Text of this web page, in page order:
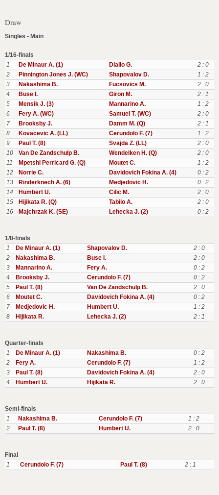
Draw
Singles - Main
1/16-finals
1
De Minaur A. (1) Diallo G.
2 : 0
2
Pinnington Jones J. (WC) Shapovalov D.
1 : 2
3
Nakashima B. Fucsovics M.
2 : 0
4
Buse I. Giron M.
2 : 1
5
Mensik J. (3) Mannarino A.
1 : 2
6
Fery A. (WC) Samuel T. (WC)
2 : 0
7
Brooksby J. Damm M. (Q)
2 : 1
8
Kovacevic A. (LL) Cerundolo F. (7)
1 : 2
9
Paul T. (8) Svajda Z. (LL)
2 : 0
10
Van De Zandschulp B. Wendelken H. (Q)
2 : 0
11
Mpetshi Perricard G. (Q) Moutet C.
1 : 2
12
Norrie C. Davidovich Fokina A. (4)
0 : 2
13
Rinderknech A. (6) Medjedovic H.
0 : 2
14
Humbert U. Cilic M.
2 : 0
15
Hijikata R. (Q) Tabilo A.
2 : 0
16
Majchrzak K. (SE) Lehecka J. (2) 0 : 2
1/8-finals
1
De Minaur A. (1) Shapovalov D.
2 : 0
2
Nakashima B. Buse I.
2 : 0
3
Mannarino A. Fery A.
0 : 2
4
Brooksby J. Cerundolo F. (7)
0 : 2
5
Paul T. (8) Van De Zandschulp B.
2 : 0
6
Moutet C. Davidovich Fokina A. (4)
0 : 2
7
Medjedovic H. Humbert U.
1 : 2
8
Hijikata R. Lehecka J. (2) 2 : 1
Quarter-finals
1
De Minaur A. (1) Nakashima B.
0 : 2
2
Fery A. Cerundolo F. (7)
1 : 2
3
Paul T. (8) Davidovich Fokina A. (4)
2 : 0
4
Humbert U. Hijikata R. 2 : 0
Semi-finals
1
Nakashima B. Cerundolo F. (7)
1 : 2
2
Paul T. (8) Humbert U. 2 : 0
Final
1
Cerundolo F. (7) Paul T. (8) 2 : 1